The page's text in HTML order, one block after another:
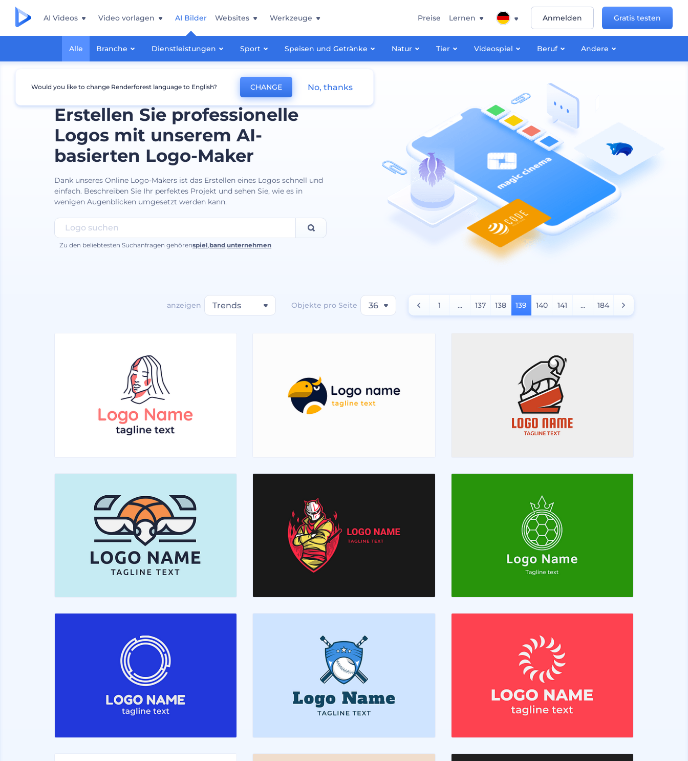
AI Videos Video vorlagen AI Bilder
Alle Branche Dienstleistungen Sport Speisen und Getränke Natur Tier Videospiel Beruf Andere
Websites Werkzeuge Preise Lernen Anmelden Gratis testen
Erstellen Sie professionelle
Logos mit unserem AI-
basierten Logo-Maker
Dank unseres Online Logo-Makers ist das Erstellen eines Logos schnell und
einfach. Beschreiben Sie Ihr perfektes Projekt und sehen Sie, wie es in
wenigen Augenblicken umgesetzt werden kann.
Zu den beliebtesten Suchanfragen gehörenspiel band ,unternehmen
anzeigen Trends Objekte pro Seite 36 1 ... 137 138 139 140 141 ... 184
Would you like to change Renderforest language to English? CHANGE No, thanks